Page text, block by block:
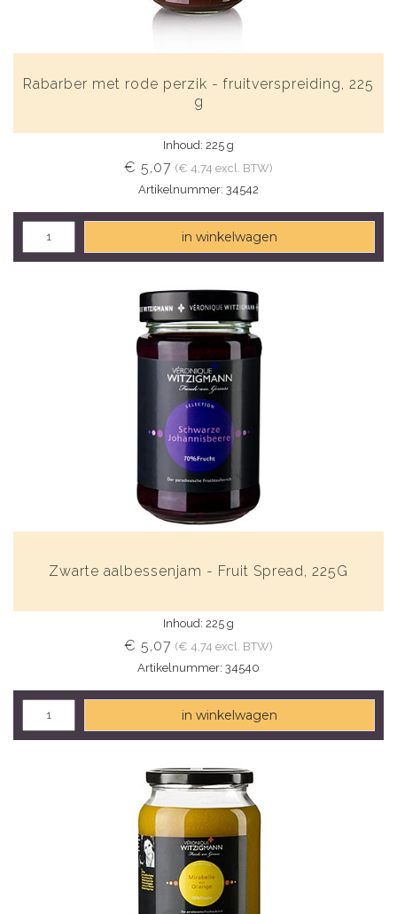
Rabarber met rode perzik - fruitverspreiding, 225
g
Inhoud: 225 g
€ 5,07 (€ 4,74 excl. BTW)
Artikelnummer: 34542
in winkelwagen
Zwarte aalbessenjam - Fruit Spread, 225G
Inhoud: 225 g
€ 5,07 (€ 4,74 excl. BTW)
Artikelnummer: 34540
in winkelwagen